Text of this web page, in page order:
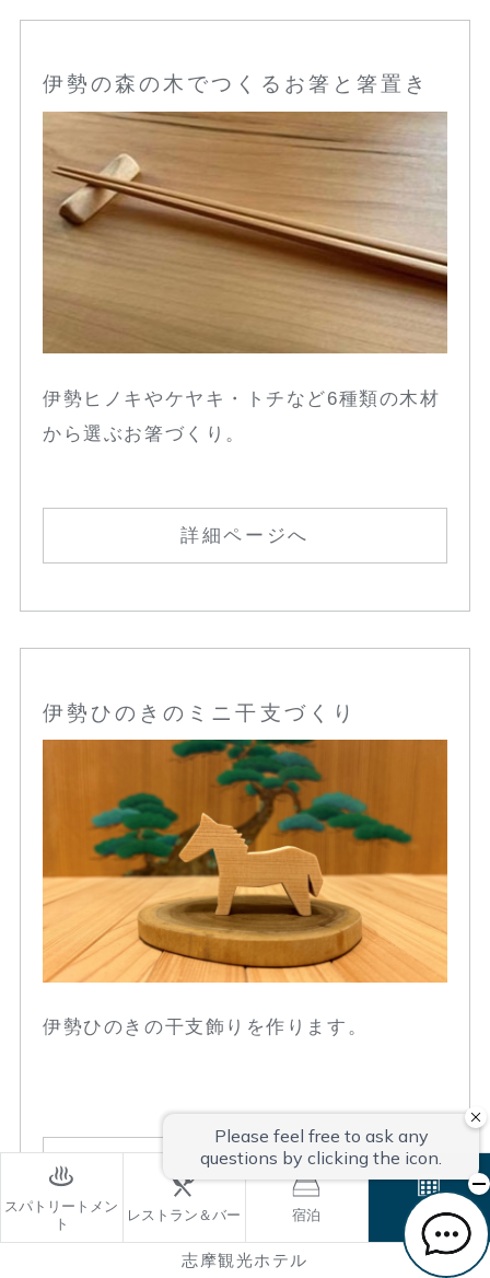
伊勢の森の木でつくるお箸と箸置き
伊勢ヒノキやケヤキ・トチなど6種類の木材
から選ぶお箸づくり。
詳細ページへ
伊勢ひのきのミニ干支づくり
伊勢ひのきの干支飾りを作ります。
詳細ページへ
スパトリートメン
ト
レストラン＆バー 宿泊 ご予約
志摩観光ホテル